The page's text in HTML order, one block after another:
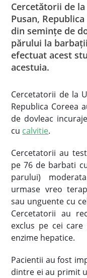
Cercetătorii de
Pusan,
din seminţe de
părului la
efectuat acest
acestuia.
Cercetatorii de la
Republica Coreea
de dovleac
cu calvitie.
Cercetatorii au
pe 76 de barbati
parului)
urmase vreo
sau unguente cu
Cercetatorii au
exclus pe cei
enzime hepatice.
Pacientii au fost
dintre ei au primit